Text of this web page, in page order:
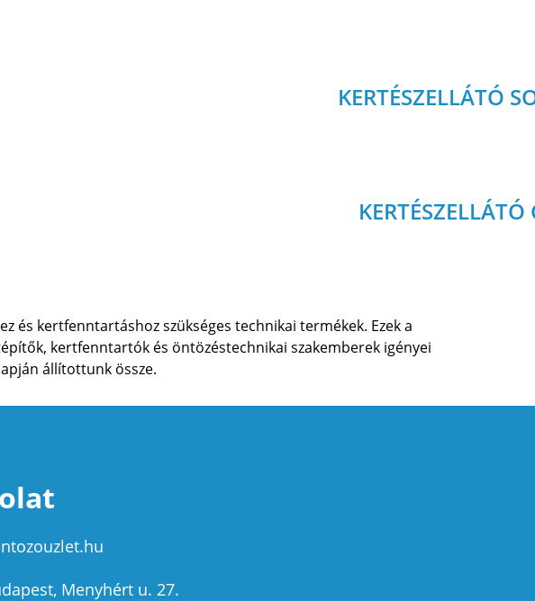
KERTÉSZELLÁTÓ
KERTÉSZELLÁTÓ
és kertfenntartáshoz szükséges technikai termékek. Ezek a
kertfenntartók és öntözéstechnikai szakemberek igényei
állítottunk össze.
Menyhért u. 27.